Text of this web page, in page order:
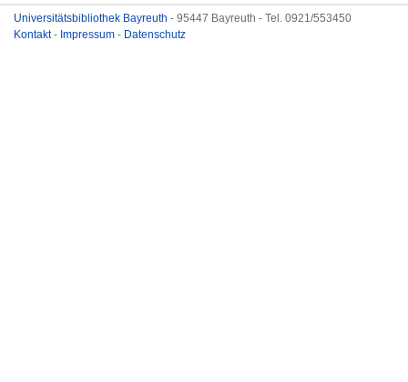
Universitätsbibliothek Bayreuth - 95447 Bayreuth - Tel. 0921/553450
Kontakt- Impressum - Datenschutz